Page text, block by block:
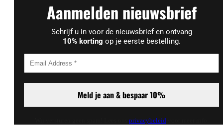
Aanmelden nieuwsbrief
Schrijf u in voor de nieuwsbrief en ontvang
10% korting op je eerste bestelling.
privacybeleidvoor meer info.